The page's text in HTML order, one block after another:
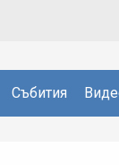
Събития